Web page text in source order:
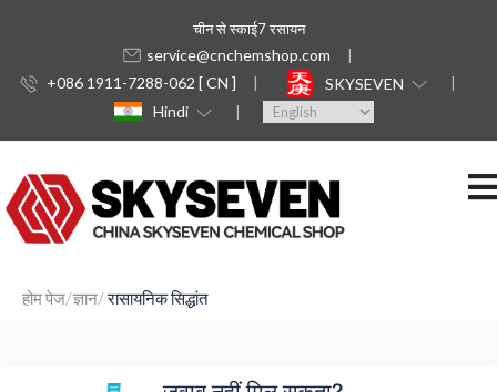
चीन से स्काई7 रसायन
service@cnchemshop.com
+086 1911-7288-062 [ CN ]
SKYSEVEN
Hindi
होम पेज ज्ञान रासायनिक सिद्धांत